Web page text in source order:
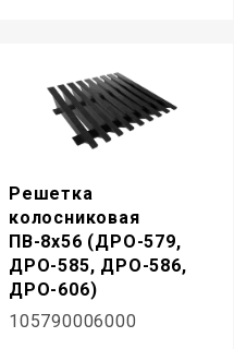
Решетка
колосниковая
ПВ-8х56 (ДРО-579,
ДРО-585, ДРО-586,
ДРО-606)
105790006000